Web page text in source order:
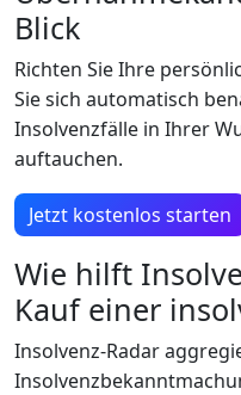
Blick
Richten Sie Ihre
Sie sich automatisch
Insolvenzfälle in Ihrer
auftauchen.
Jetzt kostenlos starten
Wie hilft
Kauf einer
Insolvenz-Radar